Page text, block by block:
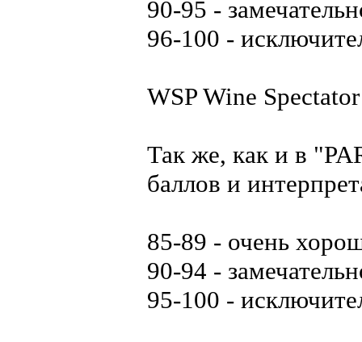
90-95 -
96-100 -
WSP Wine
Так же, как и в
баллов и
85-89 - очень
90-94 -
95-100 -